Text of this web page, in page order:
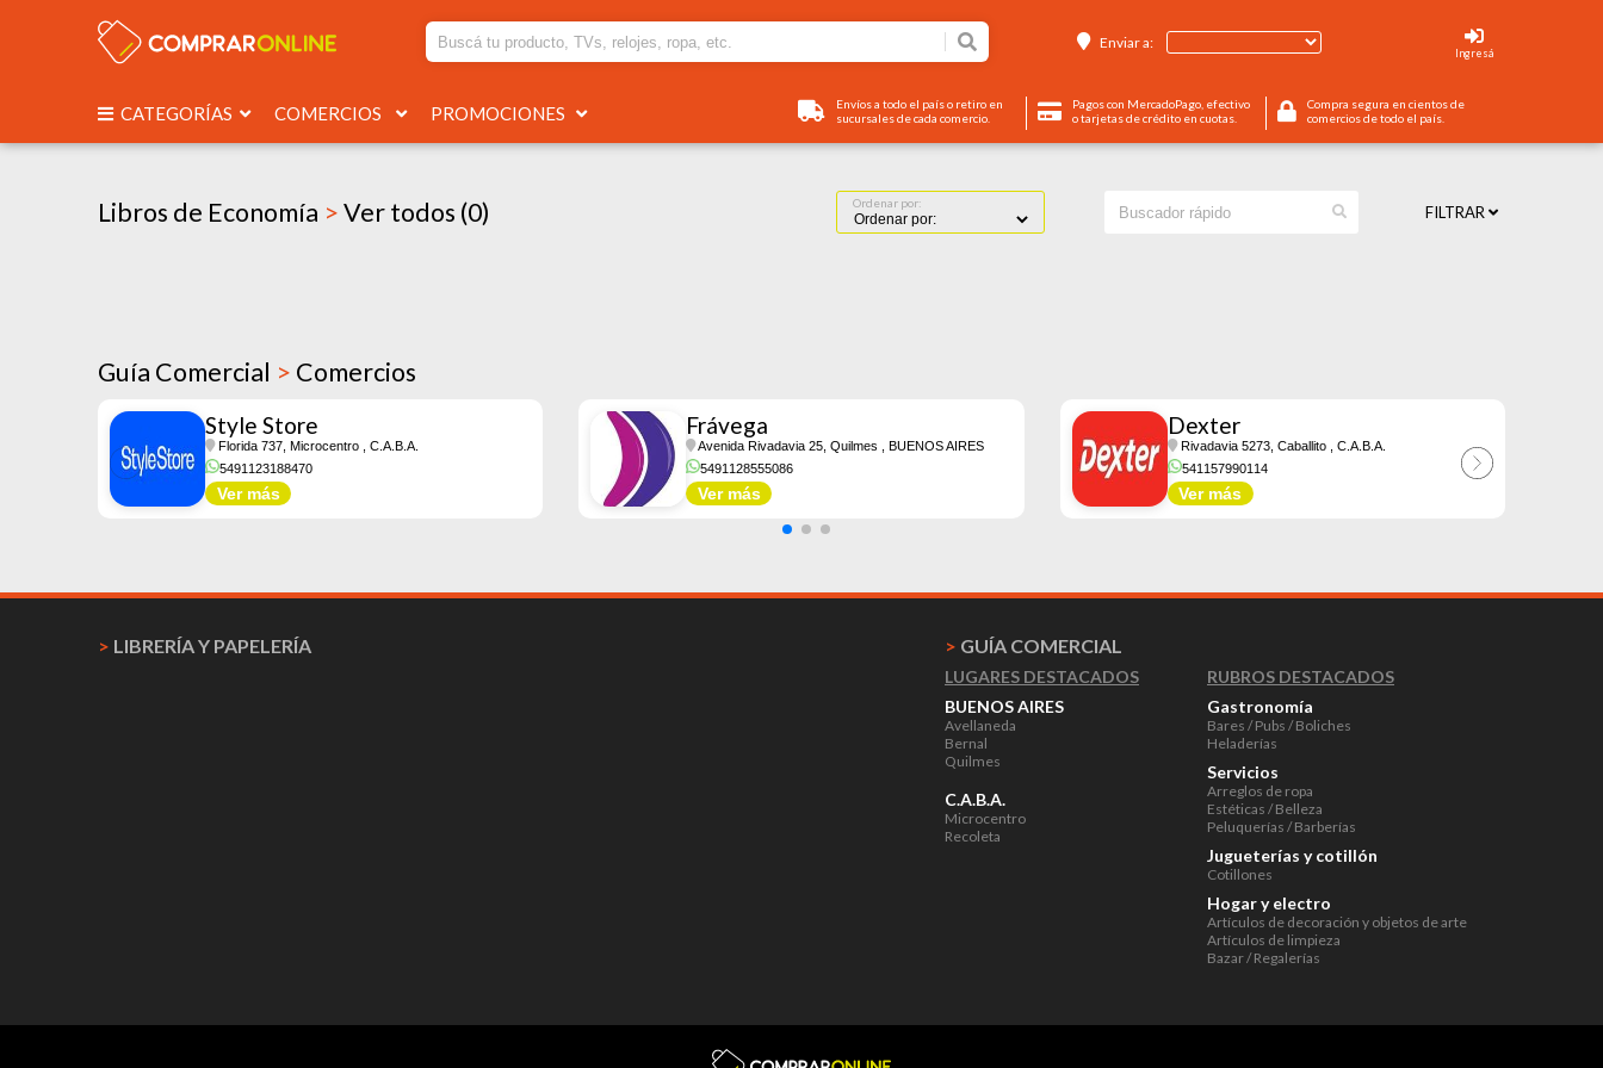
Enviar a:
Ingresá
CATEGORÍAS COMERCIOS PROMOCIONES
Envíos a todo el país o retiro en
sucursales de cada comercio.
Pagos con MercadoPago, efectivo
o tarjetas de crédito en cuotas.
Compra segura en cientos de
comercios de todo el país.
Libros de Economía >Ver todos (0) Ordenar por: FILTRAR
Guía Comercial > Comercios
Style Store
Florida 737, Microcentro
, C.A.B.A.
5491123188470
Ver más
Frávega
Avenida Rivadavia 25, Quilmes
, BUENOS AIRES
5491128555086
Ver más
Dexter
Rivadavia 5273, Caballito
, C.A.B.A.
541157990114
Ver más
> LIBRERÍA Y PAPELERÍA > GUÍA COMERCIAL
LUGARES DESTACADOS
BUENOS AIRES
Avellaneda
Bernal
Quilmes
C.A.B.A.
Microcentro
Recoleta
RUBROS DESTACADOS
Gastronomía
Bares / Pubs / Boliches
Heladerías
Servicios
Arreglos de ropa
Estéticas / Belleza
Peluquerías / Barberías
Jugueterías y cotillón
Cotillones
Hogar y electro
Artículos de decoración y objetos de arte
Artículos de limpieza
Bazar / Regalerías